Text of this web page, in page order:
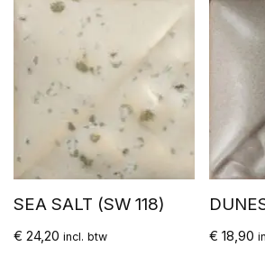
SEA SALT (SW 118)
€ 24,20 incl. btw € 18,90